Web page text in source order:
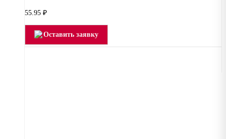
55.95 ₽
Оставить заявку